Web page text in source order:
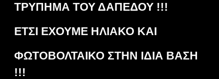
ΤΡΥΠΗΜΑ ΤΟΥ ΔΑΠΕΔΟΥ !!!
ΕΤΣΙ ΕΧΟΥΜΕ ΗΛΙΑΚΟ ΚΑΙ
ΦΩΤΟΒΟΛΤΑΙΚΟ ΣΤΗΝ ΙΔΙΑ ΒΑΣΗ
!!!